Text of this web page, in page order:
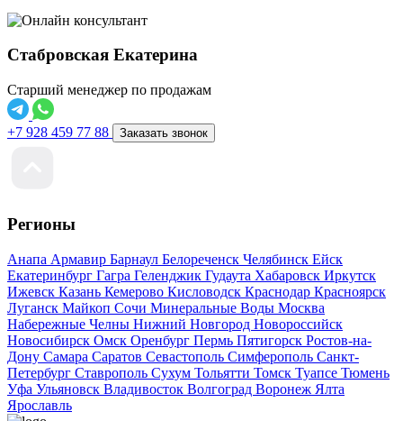
Стабровская Екатерина
Старший менеджер по продажам
+7 928 459 77 88 Заказать звонок
Регионы
Анапа Армавир Барнаул Белореченск Челябинск Ейск
Екатеринбург Гагра Геленджик Гудаута Хабаровск Иркутск
Ижевск Казань Кемерово Кисловодск Краснодар Красноярск
Луганск Майкоп Сочи Минеральные Воды Москва
Набережные Челны Нижний Новгород Новороссийск
Новосибирск Омск Оренбург Пермь Пятигорск Ростов-на-
Дону Самара Саратов Севастополь Симферополь Санкт-
Петербург Ставрополь Сухум Тольятти Томск Туапсе Тюмень
Уфа Ульяновск Владивосток Волгоград Воронеж Ялта
Ярославль